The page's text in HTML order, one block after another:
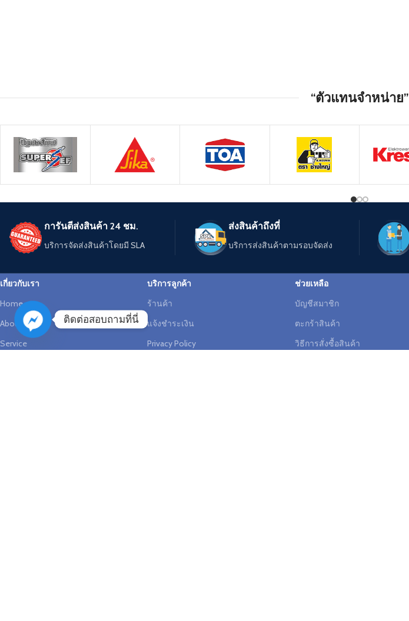
“ตัวแทนจำหน่าย”
การันตีส่งสินค้า 24 ชม.
บริการจัดส่งสินค้าโดยมี SLA
ส่งสินค้าถึงที่
บริการส่งสินค้าตามรอบจัดส่ง
เกี่ยวกับเรา
Home
About
Service
บริการลูกค้า
ร้านค้า
แจ้งชำระเงิน
Privacy Policy
ช่วยเหลือ
บัญชีสมาชิก
ตะกร้าสินค้า
วิธีการสั่งซื้อสินค้า
ติดต่อสอบถามที่นี่